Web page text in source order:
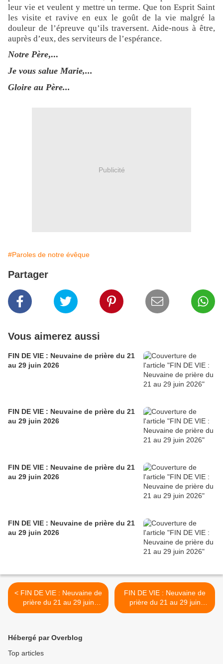
leur vie et veulent y mettre un terme. Que ton Esprit Saint
les visite et ravive en eux le goût de la vie malgré la
douleur de l’épreuve qu’ils traversent. Aide-nous à être,
auprès d’eux, des serviteurs de l’espérance.
Notre Père,...
Je vous salue Marie,...
Gloire au Père...
Publicité
#Paroles de notre évêque
Partager
Vous aimerez aussi
FIN DE VIE : Neuvaine de prière du 21
au 29 juin 2026
FIN DE VIE : Neuvaine de prière du 21
au 29 juin 2026
FIN DE VIE : Neuvaine de prière du 21
au 29 juin 2026
FIN DE VIE : Neuvaine de prière du 21
au 29 juin 2026
< FIN DE VIE : Neuvaine de
prière du 21 au 29 juin
2026
FIN DE VIE : Neuvaine de
prière du 21 au 29 juin
2026 >
Hébergé par Overblog
Top articles